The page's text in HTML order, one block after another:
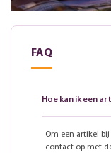
FAQ
Hoe kan ik een
Om een artikel
contact op met